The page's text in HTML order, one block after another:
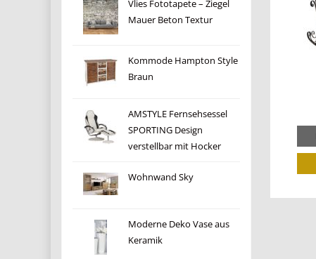
Vlies Fototapete – Ziegel
Mauer Beton Textur
Kommode Hampton Style
Braun
AMSTYLE Fernsehsessel
SPORTING Design
verstellbar mit Hocker
Wohnwand Sky
Moderne Deko Vase aus
Keramik